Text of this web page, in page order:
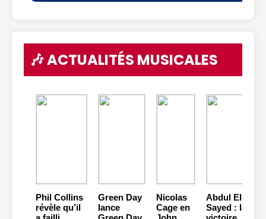
🎶 ACTUALITÉS MUSICALES
Phil Collins
révèle qu’il
Green Day
lance
Nicolas
Cage en
Abdul El-
Sayed : la